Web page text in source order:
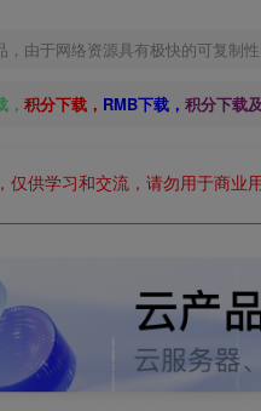
由于网络资源具有极快的可复制
积分下载， RMB下载， 积分下载
仅供学习和交流，请勿用于商